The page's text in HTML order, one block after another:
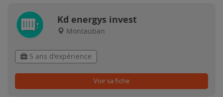
Kd energys invest
Montauban
5 ans d'expérience
Voir sa fiche